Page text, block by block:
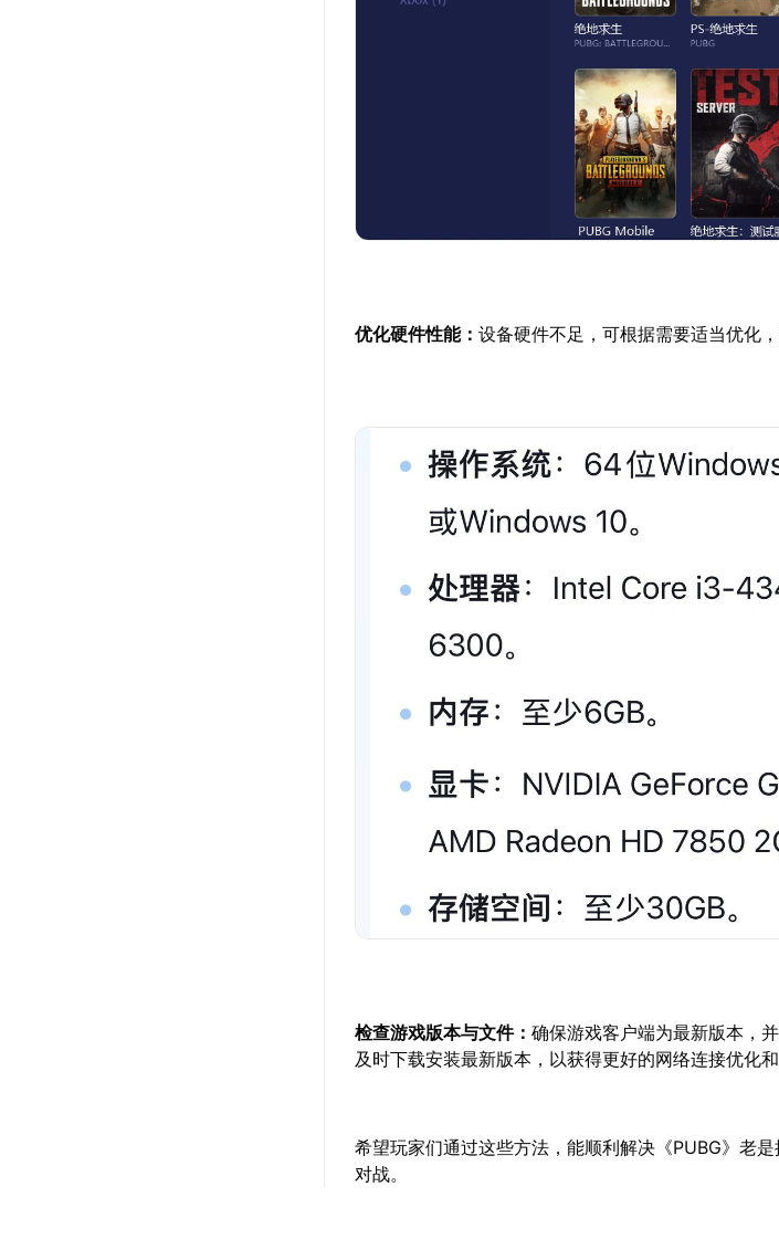
优化硬件性能：设备硬件不足，可根据需要适当优化，
检查游戏版本与文件：确保游戏客户端为最新版本，
及时下载安装最新版本，以获得更好的网络连接优化和
希望玩家们通过这些方法，能顺利解决《PUBG》老
对战。